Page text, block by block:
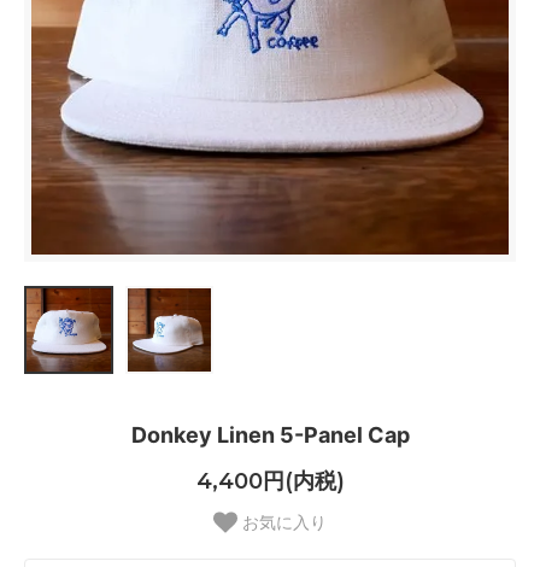
Donkey Linen 5-Panel Cap
4,400円(内税)
お気に入り